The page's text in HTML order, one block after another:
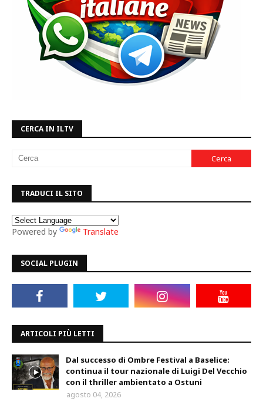
CERCA IN ILTV
TRADUCI IL SITO
Powered by Translate
SOCIAL PLUGIN
ARTICOLI PIÙ LETTI
Dal successo di Ombre Festival a Baselice:
continua il tour nazionale di Luigi Del Vecchio
con il thriller ambientato a Ostuni
agosto 04, 2026